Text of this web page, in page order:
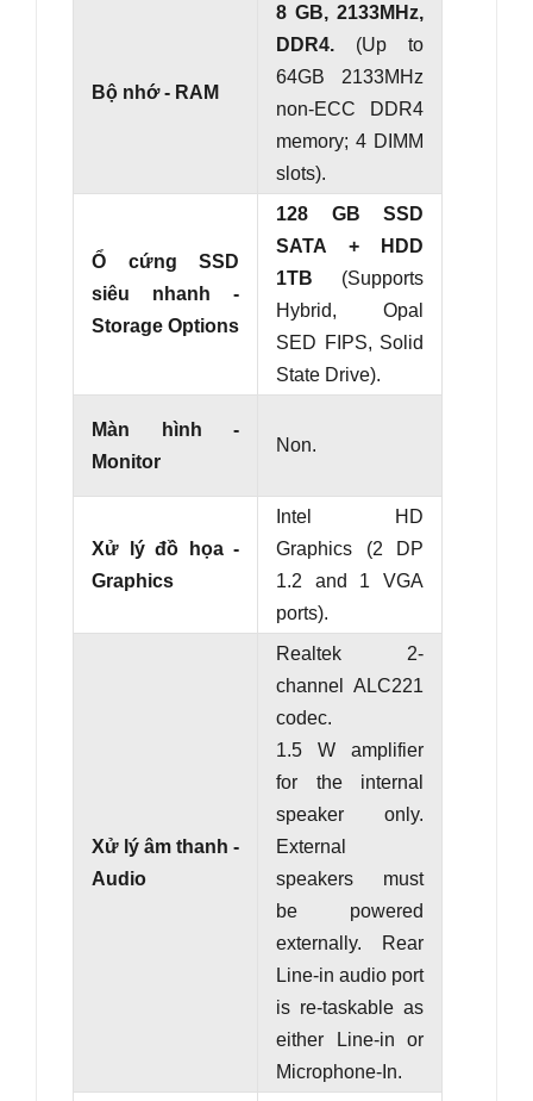
Bộ nhớ - RAM
8 GB, 2133MHz,
DDR4. (Up to
64GB 2133MHz
non-ECC DDR4
memory; 4 DIMM
slots).
Ổ cứng SSD
siêu nhanh -
Storage Options
128 GB SSD
SATA + HDD
1TB (Supports
Hybrid, Opal
SED FIPS, Solid
State Drive).
Màn hình -
Monitor
Non.
Xử lý đồ họa -
Graphics
Intel HD
Graphics (2 DP
1.2 and 1 VGA
ports).
Xử lý âm thanh -
Audio
Realtek 2-
channel ALC221
codec.
1.5 W amplifier
for the internal
speaker only.
External
speakers must
be powered
externally. Rear
Line-in audio port
is re-taskable as
either Line-in or
Microphone-In.